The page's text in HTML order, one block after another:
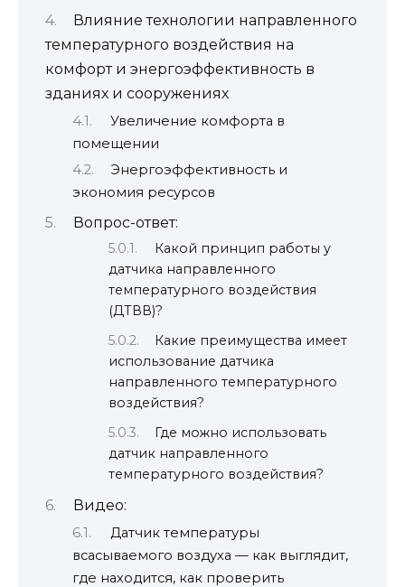
Влияние технологии направленного
температурного воздействия на
комфорт и энергоэффективность в
зданиях и сооружениях
Увеличение комфорта в
помещении
Энергоэффективность и
экономия ресурсов
Вопрос-ответ:
Какой принцип работы у
датчика направленного
температурного воздействия
(ДТВВ)?
Какие преимущества имеет
использование датчика
направленного температурного
воздействия?
Где можно использовать
датчик направленного
температурного воздействия?
Видео:
Датчик температуры
всасываемого воздуха — как выглядит,
где находится, как проверить